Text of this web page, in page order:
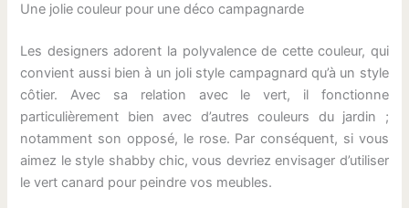
Une jolie couleur pour une déco campagnarde
Les designers adorent la polyvalence de cette couleur, qui
convient aussi bien à un joli style campagnard qu’à un style
côtier. Avec sa relation avec le vert, il fonctionne
particulièrement bien avec d’autres couleurs du jardin ;
notamment son opposé, le rose. Par conséquent, si vous
aimez le style shabby chic, vous devriez envisager d’utiliser
le vert canard pour peindre vos meubles.